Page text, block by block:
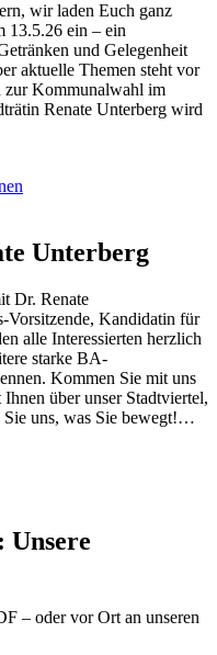
wir laden Euch ganz
13.5.26 ein – ein
und Gelegenheit
aktuelle Themen steht vor
zur Kommunalwahl im
Renate Unterberg wird
Unterberg
Dr. Renate
Vorsitzende, Kandidatin für
alle Interessierten herzlich
starke BA-
Kommen Sie mit uns
über unser Stadtviertel,
Sie uns, was Sie bewegt!…
Unsere
– oder vor Ort an unseren